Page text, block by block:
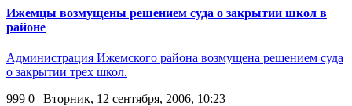
Ижемцы возмущены решением суда о закрытии школ в
районе
Администрация Ижемского района возмущена решением суда
о закрытии трех школ.
999 0 | Вторник, 12 сентября, 2006, 10:23